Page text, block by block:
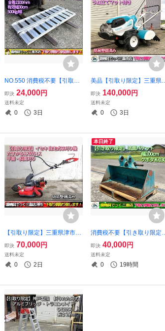
NO.550 消費税不要【引取り
限定】三重県津市 アルミス
アルミブリッジ 2本セット A
BS型 1800mm 0.5トン/組 有
効幅30cm 1.8ｍ 180cm ラダ
即決 24,000円
送料未定
0 3日
美品【引取り限定】三重県津
市 簡易整備済み クボタ 管理
機 TRS60 うね立てマット付
き 6.2馬力 正転 逆転
即決 140,000円
送料未定
0 3日
【引取り限定】三重県津市
簡易整備済み イセキ 自走式
草刈機 たすかる RK555 LK
平面 斜面 法面
即決 70,000円
送料未定
0 2日
本日終了
消費税不要【引き取り限定】
三重県津市 法面バケット ク
ボタ K-030 より外し 平バケ
ット バックホー 3トンクラス
即決 40,000円
送料未定
0 19時間